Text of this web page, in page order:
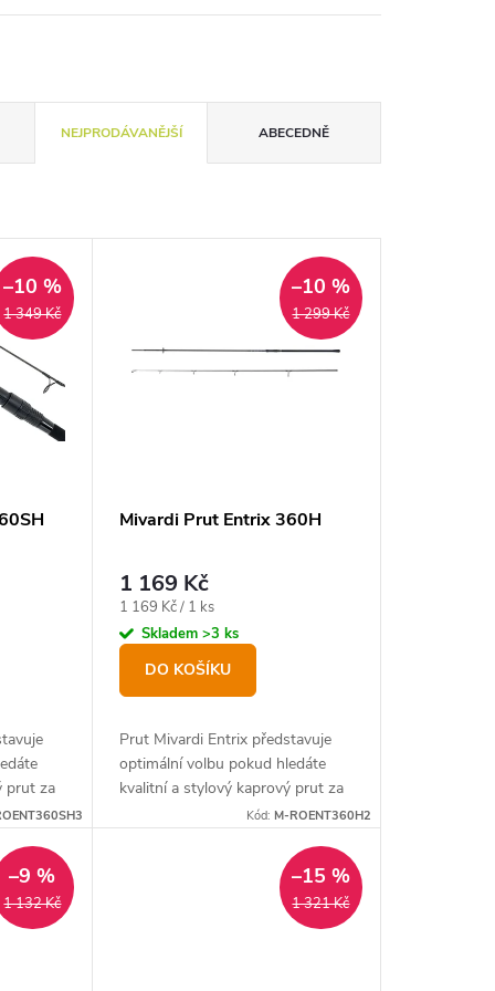
NEJPRODÁVANĚJŠÍ ABECEDNĚ
1 349 Kč
–10 %
prut za
1 299 Kč
–10 %
Mivardi Prut Entrix 360H
1 169 Kč
Měrná
cena:
1 169 Kč / 1 ks
Skladem >3 ks
DO KOŠÍKU
Prut Mivardi Entrix představuje
optimální volbu pokud hledáte
kvalitní a stylový kaprový prut za
extrémně nízkou cenu.
Kód: M-ROENT360H2
1 132 Kč
–9 %
1 321 Kč
–15 %